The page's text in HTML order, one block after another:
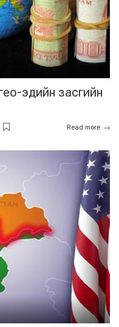
эдийн засгийн
Read more